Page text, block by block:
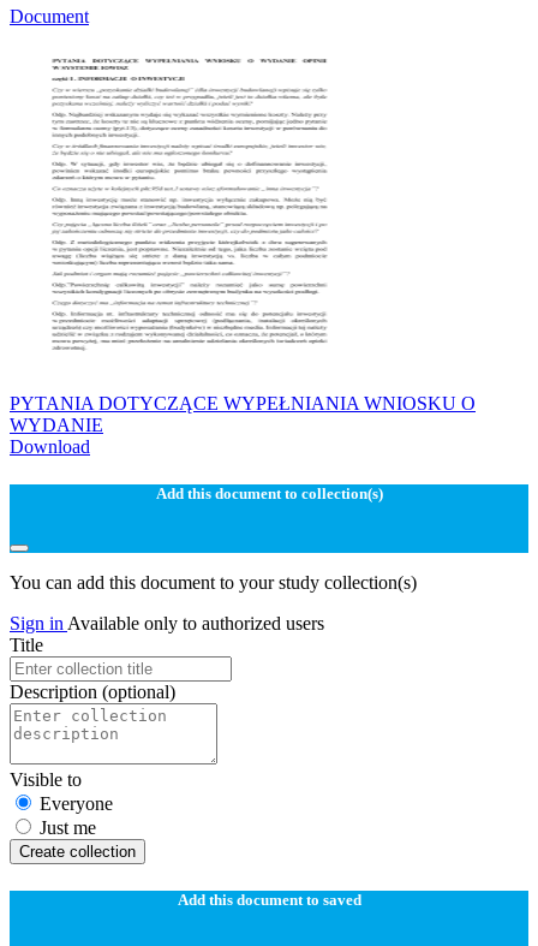
Document
PYTANIA DOTYCZĄCE WYPEŁNIANIA WNIOSKU O
WYDANIE
Download
Add this document to collection(s)
You can add this document to your study collection(s)
Sign in Available only to authorized users
Title
Description (optional)
Visible to
Everyone
Just me
Create collection
Add this document to saved